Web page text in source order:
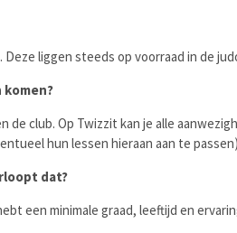
liggen steeds op voorraad in de
de club. Op Twizzit kan je alle
hun lessen hieraan aan te
dat?
een minimale graad, leeftijd en